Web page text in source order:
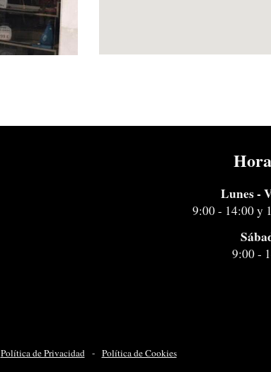
Lunes -
9:00 - 14:00 y
9:00 -
Política de Privacidad- Política de Cookies